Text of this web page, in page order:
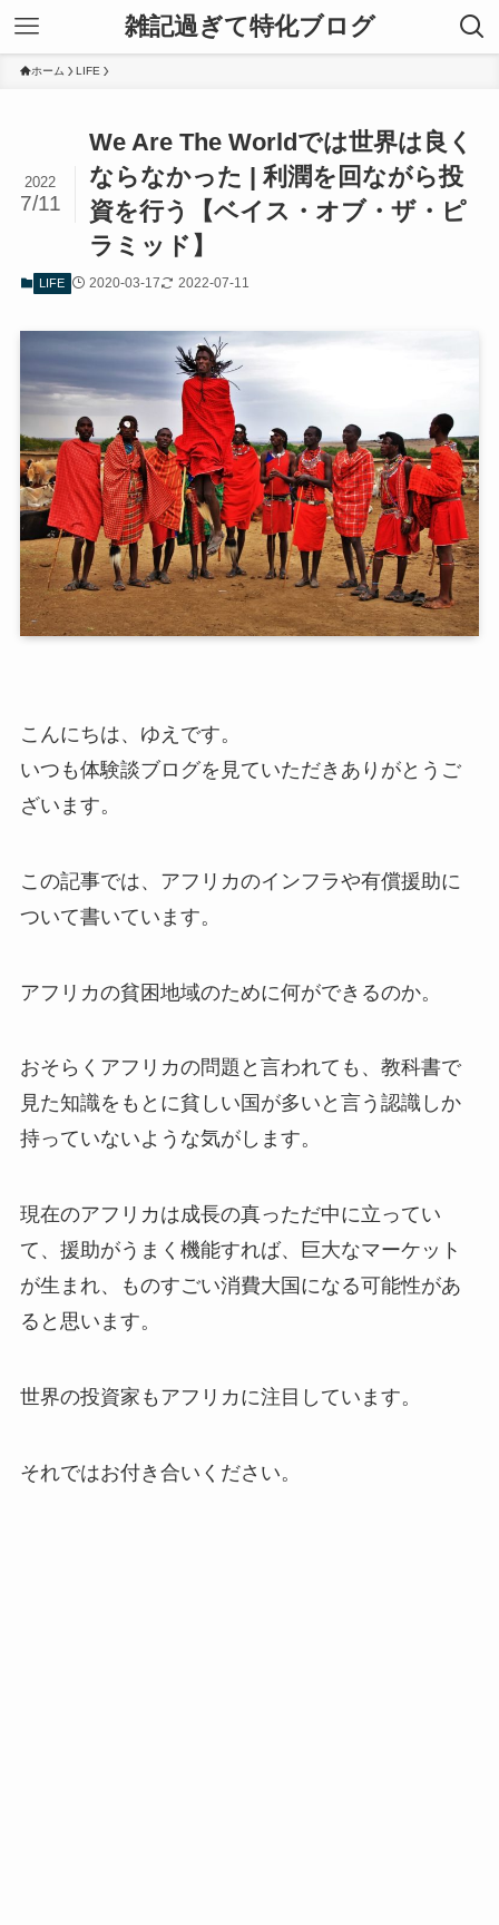
雑記過ぎて特化ブログ
ホーム LIFE
We Are The Worldでは世界は良く
ならなかった | 利潤を回ながら投
資を行う【ベイス・オブ・ザ・ピ
ラミッド】
2022
7/11
LIFE 2020-03-17 2022-07-11
こんにちは、ゆえです。
いつも体験談ブログを見ていただきありがとうご
ざいます。
この記事では、 アフリカのインフラや有償援助に
ついて書いています。
アフリカの貧困地域のために何ができるのか。
おそらくアフリカの問題と言われても、教科書で
見た知識をもとに貧しい国が多いと言う認識しか
持っていないような気がします。
現在のアフリカは成長の真っただ中に立ってい
て、援助がうまく機能すれば、巨大なマーケット
が生まれ、ものすごい消費大国になる可能性があ
ると思います。
世界の投資家もアフリカに注目しています。
それではお付き合いください。